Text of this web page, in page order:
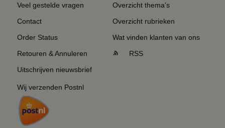
Veel gestelde vragen
Contact
Order Status
Retouren & Annuleren
Uitschrijven nieuwsbrief
Wij verzenden Postnl
Overzicht thema's
Overzicht rubrieken
Wat vinden klanten van ons
RSS